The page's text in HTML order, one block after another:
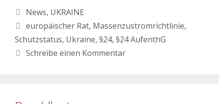
News, UKRAINE
europäischer Rat, Massenzustromrichtlinie,
Schutzstatus, Ukraine, §24, §24 AufenthG
Schreibe einen Kommentar